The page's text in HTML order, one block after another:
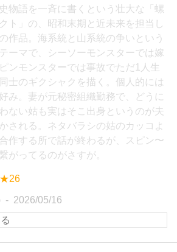
物語を一斉に書くという壮大な「螺
ト」の、昭和末期と近未来を担当し
作品。海系統と山系統の争いという
ーマで、シーソーモンスターでは嫁
ンモンスターでは事故でただ1人生
士のギクシャクを描く。個人的には
み。妻が元秘密組織勤務で、どうに
ない姑も実はそこ出身というのが夫
される。ネタバラシの姑のカッコよ
作する所で話が終わるが、スピン〜
がってるのがさすが。
★26
2026/05/16